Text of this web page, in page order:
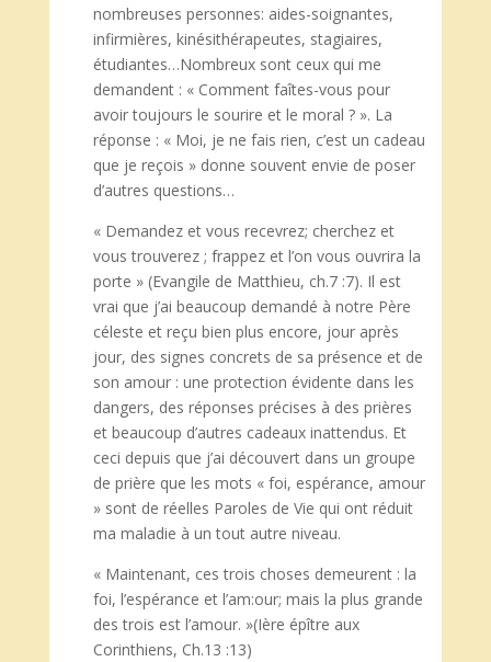
nombreuses personnes: aides-soignantes,
infirmières, kinésithérapeutes, stagiaires,
étudiantes…Nombreux sont ceux qui me
demandent : « Comment faîtes-vous pour
avoir toujours le sourire et le moral ? ». La
réponse : « Moi, je ne fais rien, c’est un cadeau
que je reçois » donne souvent envie de poser
d’autres questions…
« Demandez et vous recevrez; cherchez et
vous trouverez ; frappez et l’on vous ouvrira la
porte » (Evangile de Matthieu, ch.7 :7). Il est
vrai que j’ai beaucoup demandé à notre Père
céleste et reçu bien plus encore, jour après
jour, des signes concrets de sa présence et de
son amour : une protection évidente dans les
dangers, des réponses précises à des prières
et beaucoup d’autres cadeaux inattendus. Et
ceci depuis que j’ai découvert dans un groupe
de prière que les mots « foi, espérance, amour
» sont de réelles Paroles de Vie qui ont réduit
ma maladie à un tout autre niveau.
« Maintenant, ces trois choses demeurent : la
foi, l’espérance et l’am:our; mais la plus grande
des trois est l’amour. »(Ière épître aux
Corinthiens, Ch.13 :13)